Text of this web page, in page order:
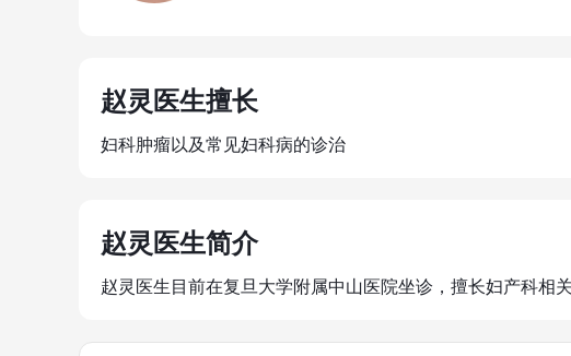
赵灵医生擅长
妇科肿瘤以及常见妇科病的诊治
赵灵医生简介
赵灵医生目前在复旦大学附属中山医院坐诊，擅长妇产科相关